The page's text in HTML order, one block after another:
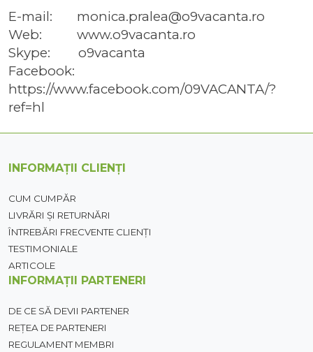
E-mail: monica.pralea@o9vacanta.ro
Web: www.o9vacanta.ro
Skype: o9vacanta
Facebook:
https://www.facebook.com/09VACANTA/?
ref=hl
INFORMAȚII CLIENȚI
CUM CUMPĂR
LIVRĂRI ȘI RETURNĂRI
ÎNTREBĂRI FRECVENTE CLIENȚI
TESTIMONIALE
ARTICOLE
INFORMAȚII PARTENERI
DE CE SĂ DEVII PARTENER
REȚEA DE PARTENERI
REGULAMENT MEMBRI